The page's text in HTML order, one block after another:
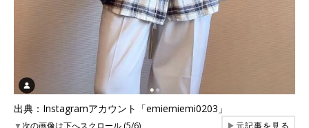
出典：Instagramアカウント「emiemiemi0203」